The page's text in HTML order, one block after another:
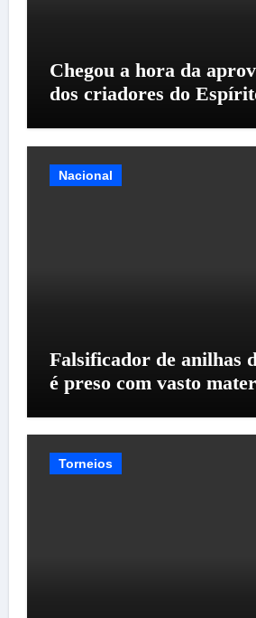
Chegou a hora da
dos criadores do
Nacional
Falsificador de anilhas
é preso com vasto
Torneios